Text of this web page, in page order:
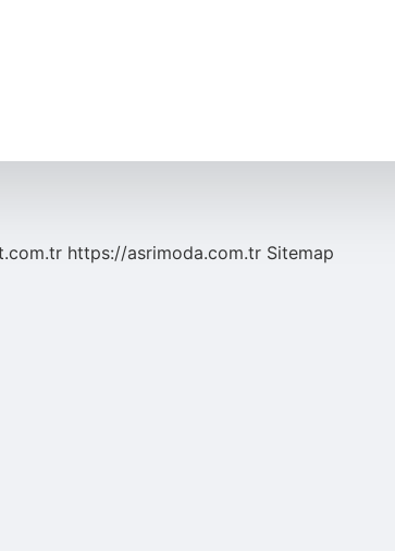
https://asrimoda.com.tr Sitemap